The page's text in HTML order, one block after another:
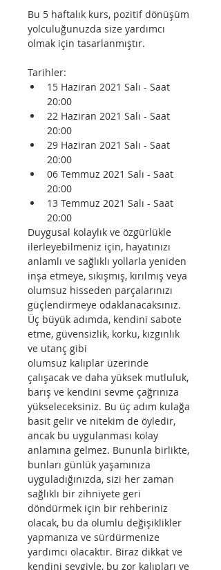
Bu 5 haftalık kurs, pozitif dönüşüm
yolculuğunuzda size yardımcı
olmak için tasarlanmıştır.
Tarihler:
15 Haziran 2021 Salı - Saat
20:00
22 Haziran 2021 Salı - Saat
20:00
29 Haziran 2021 Salı - Saat
20:00
06 Temmuz 2021 Salı - Saat
20:00
13 Temmuz 2021 Salı - Saat
20:00
Duygusal kolaylık ve özgürlükle
ilerleyebilmeniz için, hayatınızı
anlamlı ve sağlıklı yollarla yeniden
inşa etmeye, sıkışmış, kırılmış veya
olumsuz hisseden parçalarınızı
güçlendirmeye odaklanacaksınız.
Üç büyük adımda, kendini sabote
etme, güvensizlik, korku, kızgınlık
ve utanç gibi
olumsuz kalıplar üzerinde
çalışacak ve daha yüksek mutluluk,
barış ve kendini sevme çağrınıza
yükseleceksiniz. Bu üç adım kulağa
basit gelir ve nitekim de öyledir,
ancak bu uygulanması kolay
anlamına gelmez. Bununla birlikte,
bunları günlük yaşamınıza
uyguladığınızda, sizi her zaman
sağlıklı bir zihniyete geri
döndürmek için bir rehberiniz
olacak, bu da olumlu değişiklikler
yapmanıza ve sürdürmenize
yardımcı olacaktır. Biraz dikkat ve
kendini sevgiyle, bu zor kalıpları ve